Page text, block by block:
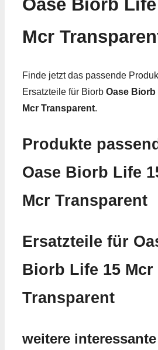
Oase Biorb
Mcr
Finde jetzt das passende
Ersatzteile für Biorb Oase Biorb
Mcr Transparent.
Produkte
Oase Biorb Life
Mcr Transparent
Ersatzteile für
Biorb Life 15 Mcr
Transparent
weitere interessante